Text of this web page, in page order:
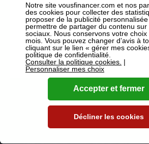
sur Facebook
sur X
sur Youtube
sur LinkedIn
Mentions légales
Notre site vousfinancer.com et nos
des cookies pour collecter des
proposer de la publicité
permettre de partager du contenu sur
sociaux. Nous conservons votre choix
mois. Vous pouvez changer d’avis à
cliquant sur le lien « gérer mes
politique de confidentialité.
Consulter la politique cookies. |
Personnaliser mes choix
Décliner les cookies
Accepter et fermer